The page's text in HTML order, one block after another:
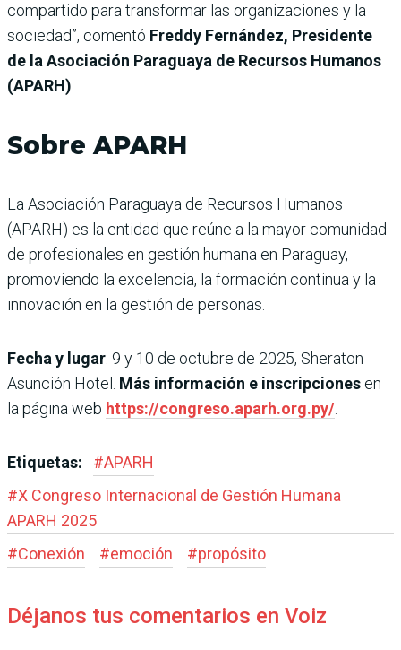
compartido para transformar las organizaciones y la
sociedad”, comentó Freddy Fernández, Presidente
de la Asociación Paraguaya de Recursos Humanos
(APARH)
Sobre APARH
La Asociación Paraguaya de Recursos Humanos
(APARH) es la entidad que reúne a la mayor comunidad
de profesionales en gestión humana en Paraguay,
promoviendo la excelencia, la formación continua y la
innovación en la gestión de personas.
Fecha y lugar: 9 y 10 de octubre de 2025, Sheraton
Asunción Hotel. Más información e inscripciones en
la página web https://congreso.aparh.org.py/
Etiquetas: #APARH
#X Congreso Internacional de Gestión Humana
APARH 2025
#Conexión #emoción #propósito
Déjanos tus comentarios en Voiz